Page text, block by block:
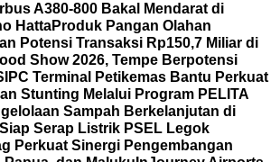
A380-800 Bakal Mendarat di
HattaProduk Pangan Olahan
Potensi Transaksi Rp150,7 Miliar di
Show 2026, Tempe Berpotensi
IPC Terminal Petikemas Bantu Perkuat
Stunting Melalui Program PELITA
Sampah Berkelanjutan di
Serap Listrik PSEL Legok
Perkuat Sinergi Pengembangan